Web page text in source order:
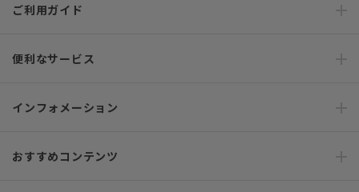
ご利用ガイド
便利なサービス
インフォメーション
おすすめコンテンツ